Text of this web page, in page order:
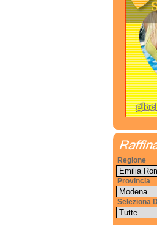
Regione
Provincia
Seleziona